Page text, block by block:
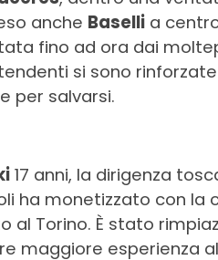
anche Baselli a
fino ad ora dai
si sono
per salvarsi.
17 anni, la dirigenza
ha monetizzato con la
al Torino. È stato
maggiore esperienza